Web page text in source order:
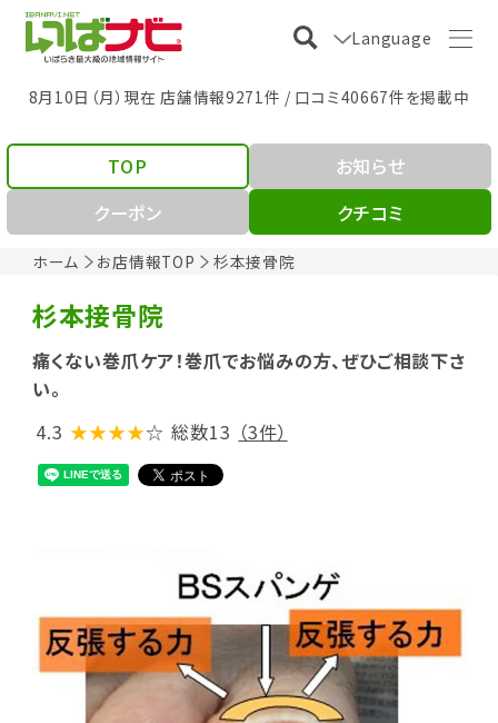
Language
8月10日（月）現在 店舗情報9271件 / 口コミ40667件を掲載中
ホーム お店情報TOP 杉本接骨院
TOP
お知らせ
クーポン
クチコミ
杉本接骨院
痛くない巻爪ケア！巻爪でお悩みの方、ぜひご相談下さ
い。
4.3 ★★★★☆ 総数13 （3件）